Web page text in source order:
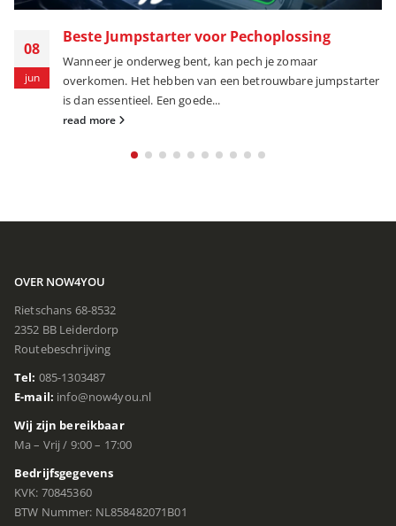
08
jun
Beste Jumpstarter voor Pechoplossing
Wanneer je onderweg bent, kan pech je zomaar
overkomen. Het hebben van een betrouwbare jumpstarter
is dan essentieel. Een goede...
read more
OVER NOW4YOU
Rietschans 68-8532
2352 BB Leiderdorp
Routebeschrijving
Tel: 085-1303487
E-mail: info@now4you.nl
Wij zijn bereikbaar
Ma – Vrij / 9:00 – 17:00
Bedrijfsgegevens
KVK: 70845360
BTW Nummer: NL858482071B01